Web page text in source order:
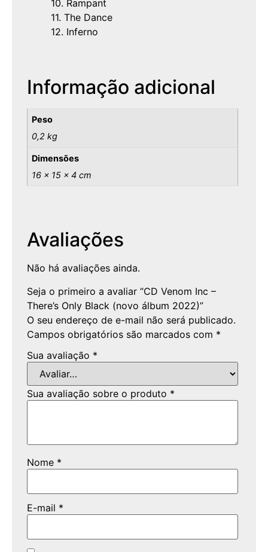
10. Rampant
11. The Dance
12. Inferno
Informação adicional
Peso
0,2 kg
Dimensões
16 × 15 × 4 cm
Avaliações
Não há avaliações ainda.
Seja o primeiro a avaliar “CD Venom Inc –
There’s Only Black (novo álbum 2022)”
O seu endereço de e-mail não será publicado.
Campos obrigatórios são marcados com *
Sua avaliação *
Sua avaliação sobre o produto *
Nome *
E-mail *